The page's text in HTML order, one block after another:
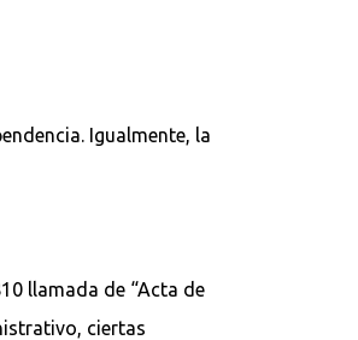
Igualmente, la
llamada de “Acta de
ciertas